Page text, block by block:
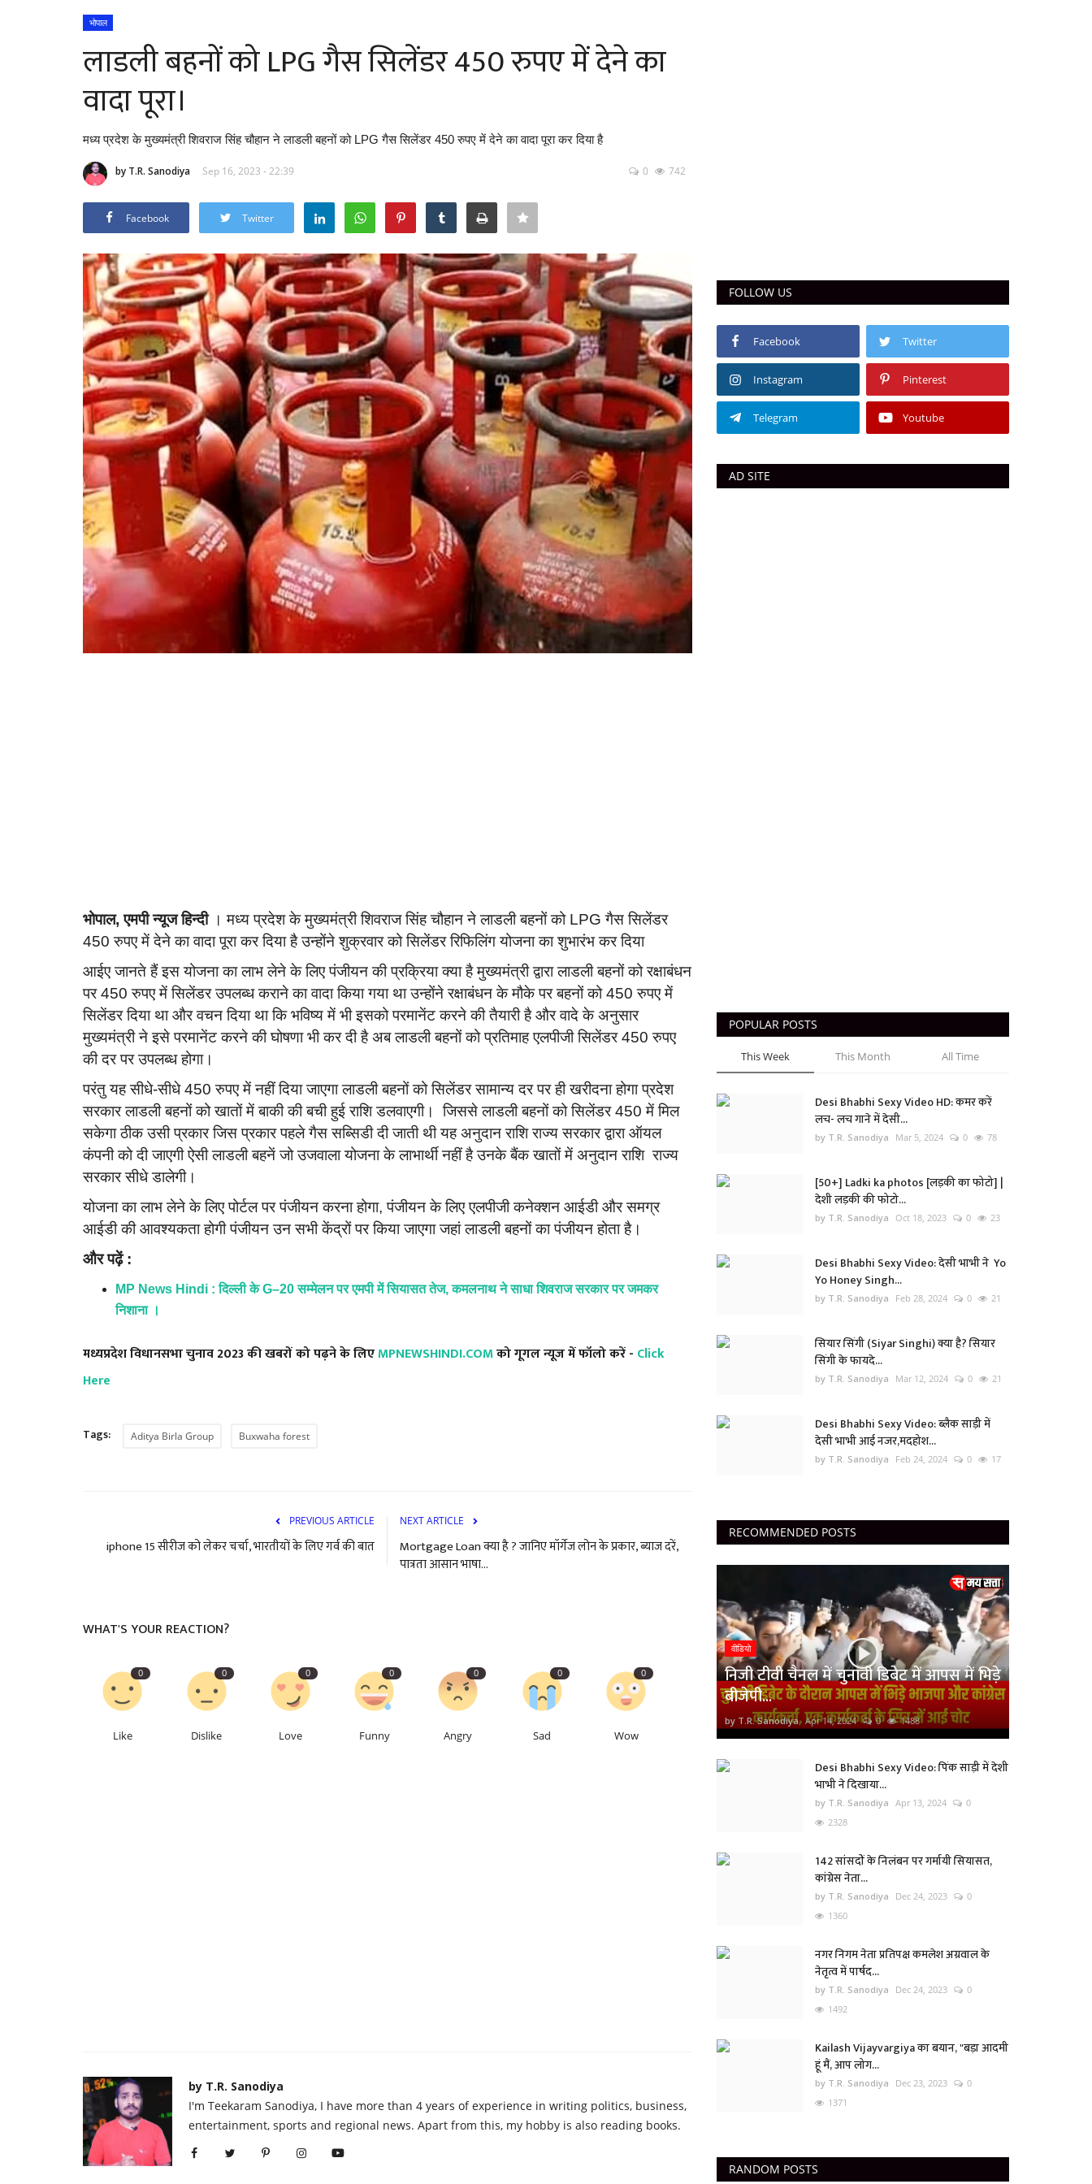
भोपाल
लाडली बहनों को LPG गैस सिलेंडर 450 रुपए में देने का
वादा पूरा।
मध्य प्रदेश के मुख्यमंत्री शिवराज सिंह चौहान ने लाडली बहनों को LPG गैस सिलेंडर 450 रुपए में देने का वादा पूरा कर दिया है
by T.R. Sanodiya Sep 16, 2023 - 22:39 0 742
Facebook Twitter
भोपाल, एमपी न्यूज हिन्दी। मध्य प्रदेश के मुख्यमंत्री शिवराज सिंह चौहान ने लाडली बहनों को LPG गैस सिलेंडर
450 रुपए में देने का वादा पूरा कर दिया है उन्होंने शुक्रवार को सिलेंडर रिफिलिंग योजना का शुभारंभ कर दिया
आईए जानते हैं इस योजना का लाभ लेने के लिए पंजीयन की प्रक्रिया क्या है मुख्यमंत्री द्वारा लाडली बहनों को रक्षाबंधन
पर 450 रुपए में सिलेंडर उपलब्ध कराने का वादा किया गया था उन्होंने रक्षाबंधन के मौके पर बहनों को 450 रुपए में
सिलेंडर दिया था और वचन दिया था कि भविष्य में भी इसको परमानेंट करने की तैयारी है और वादे के अनुसार
मुख्यमंत्री ने इसे परमानेंट करने की घोषणा भी कर दी है अब लाडली बहनों को प्रतिमाह एलपीजी सिलेंडर 450 रुपए
की दर पर उपलब्ध होगा।
परंतु यह सीधे-सीधे 450 रुपए में नहीं दिया जाएगा लाडली बहनों को सिलेंडर सामान्य दर पर ही खरीदना होगा प्रदेश
सरकार लाडली बहनों को खातों में बाकी की बची हुई राशि डलवाएगी। जिससे लाडली बहनों को सिलेंडर 450 में मिल
सकेगा ठीक उसी प्रकार जिस प्रकार पहले गैस सब्सिडी दी जाती थी यह अनुदान राशि राज्य सरकार द्वारा ऑयल
कंपनी को दी जाएगी ऐसी लाडली बहनें जो उजवाला योजना के लाभार्थी नहीं है उनके बैंक खातों में अनुदान राशि राज्य
सरकार सीधे डालेगी।
योजना का लाभ लेने के लिए पोर्टल पर पंजीयन करना होगा, पंजीयन के लिए एलपीजी कनेक्शन आईडी और समग्र
आईडी की आवश्यकता होगी पंजीयन उन सभी केंद्रों पर किया जाएगा जहां लाडली बहनों का पंजीयन होता है।
और पढ़ें :
MP News Hindi : दिल्ली के G–20 सम्मेलन पर एमपी में सियासत तेज, कमलनाथ ने साधा शिवराज सरकार पर जमकर
निशाना ।
मध्यप्रदेश विधानसभा चुनाव 2023 की खबरों को पढ़ने के लिएMPNEWSHINDI.COMको गूगल न्यूज में फॉलो करें - Click
Here
Tags: Aditya Birla Group Buxwaha forest
PREVIOUS ARTICLE
iphone 15 सीरीज को लेकर चर्चा, भारतीयों के लिए गर्व की बात
NEXT ARTICLE
Mortgage Loan क्या है ? जानिए मॉर्गेज लोन के प्रकार, ब्याज दरें,
पात्रता आसान भाषा...
WHAT'S YOUR REACTION?
0
Like
0
Dislike
0
Love
0
Funny
0
Angry
0
Sad
0
Wow
by T.R. Sanodiya
I'm Teekaram Sanodiya, I have more than 4 years of experience in writing politics, business,
entertainment, sports and regional news. Apart from this, my hobby is also reading books.
FOLLOW US
Facebook Twitter
Instagram Pinterest
Telegram Youtube
AD SITE
POPULAR POSTS
This Week This Month All Time
Desi Bhabhi Sexy Video HD: कमर करें
लच- लच गाने में देसी...
by T.R. Sanodiya Mar 5, 2024 0 78
[50+] Ladki ka photos [लड़की का फोटो] |
देशी लड़की की फोटो...
by T.R. Sanodiya Oct 18, 2023 0 23
Desi Bhabhi Sexy Video: देसी भाभी ने Yo
Yo Honey Singh...
by T.R. Sanodiya Feb 28, 2024 0 21
सियार सिंगी (Siyar Singhi) क्या है? सियार
सिंगी के फायदे...
by T.R. Sanodiya Mar 12, 2024 0 21
Desi Bhabhi Sexy Video: ब्लैक साड़ी में
देसी भाभी आई नजर,मदहोश...
by T.R. Sanodiya Feb 24, 2024 0 17
RECOMMENDED POSTS
वीडियो
निजी टीवी चैनल में चुनावी डिबेट में आपस में भिड़े
बीजेपी...
by T.R. Sanodiya Apr 14, 2024 0 1488
Desi Bhabhi Sexy Video: पिंक साड़ी में देशी
भाभी ने दिखाया...
by T.R. Sanodiya Apr 13, 2024
0
2328
142 सांसदों के निलंबन पर गर्मायी सियासत,
कांग्रेस नेता...
by T.R. Sanodiya Dec 24, 2023
0
1360
नगर निगम नेता प्रतिपक्ष कमलेश अग्रवाल के
नेतृत्व में पार्षद...
by T.R. Sanodiya Dec 24, 2023
0
1492
Kailash Vijayvargiya का बयान, "बड़ा आदमी
हूं मैं, आप लोग...
by T.R. Sanodiya Dec 23, 2023
0
1371
RANDOM POSTS